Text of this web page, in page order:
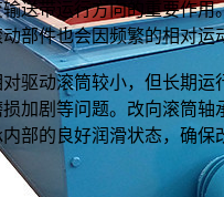
送带运行方向的重要作
部件也会因频繁的相对运
驱动滚筒较小，但长期
加剧等问题。改向滚筒
部的良好润滑状态，确